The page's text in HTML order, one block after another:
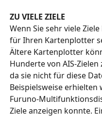
ZU VIELE ZIELE
Wenn Sie sehr viele
für Ihren Kartenplotter
Ältere Kartenplotter
Hunderte von AIS-
da sie nicht für diese
Beispielsweise erhielten
Furuno-
Ziele anzeigen konnte.